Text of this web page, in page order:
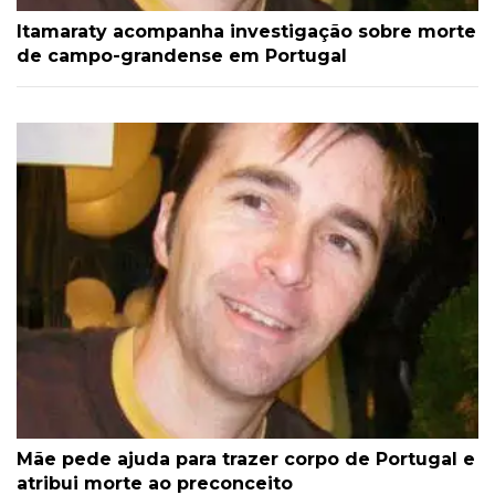
Itamaraty acompanha investigação sobre morte
de campo-grandense em Portugal
Mãe pede ajuda para trazer corpo de Portugal e
atribui morte ao preconceito